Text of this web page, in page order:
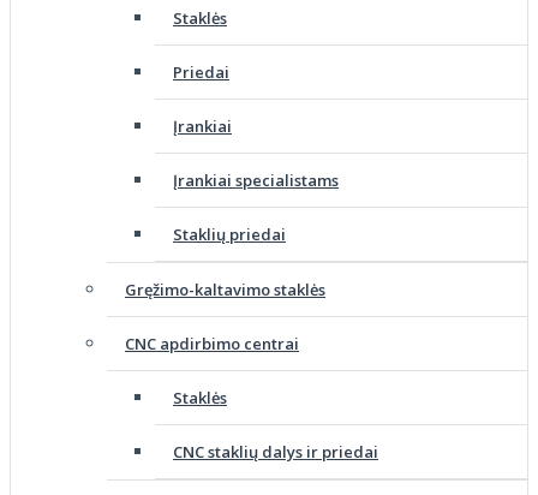
Staklės
Priedai
Įrankiai
Įrankiai specialistams
Staklių priedai
Gręžimo-kaltavimo staklės
CNC apdirbimo centrai
Staklės
CNC staklių dalys ir priedai